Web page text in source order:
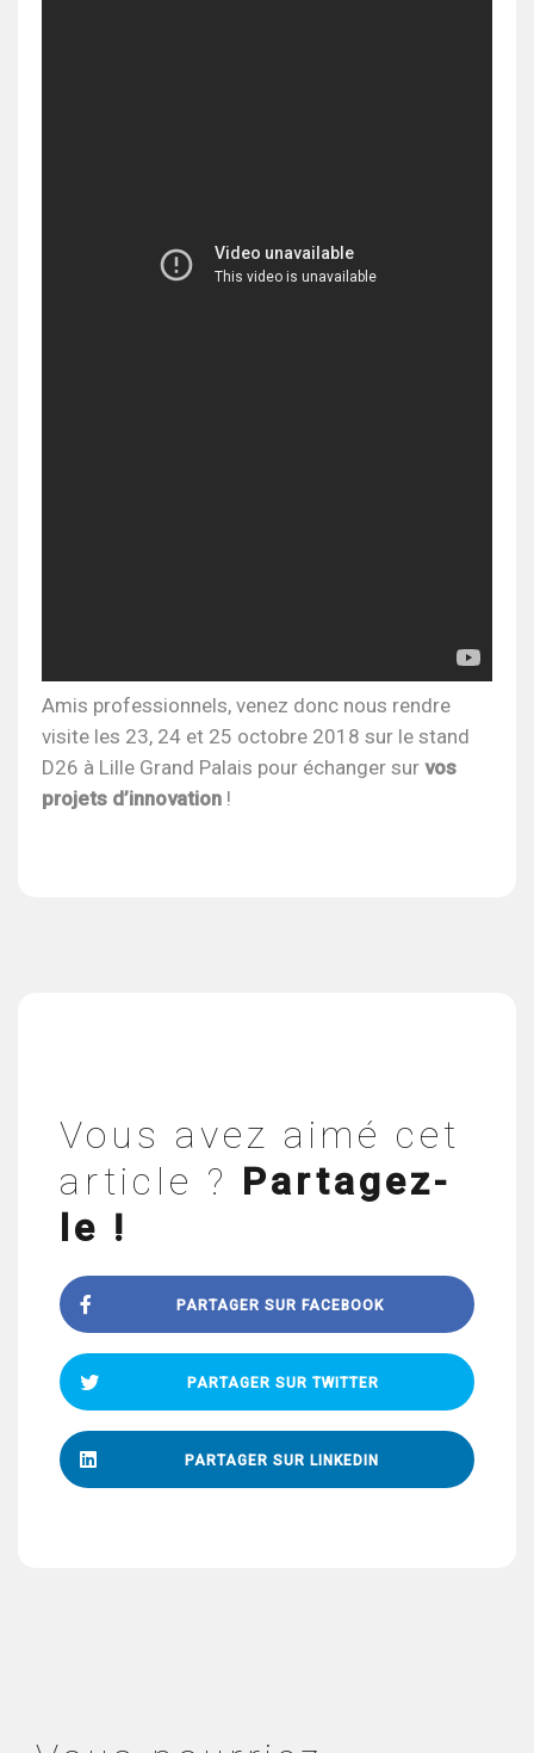
Amis professionnels, venez donc nous rendre
visite les 23, 24 et 25 octobre 2018 sur le stand
D26 à Lille Grand Palais pour échanger sur vos
projets d’innovation !
Vous avez aimé cet
article ? Partagez-
le !
PARTAGER SUR FACEBOOK
PARTAGER SUR TWITTER
PARTAGER SUR LINKEDIN